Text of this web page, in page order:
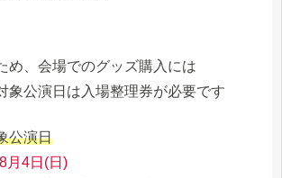
め、会場でのグッズ購入には
公演日は入場整理券が必要です
公演日
月4日(日)